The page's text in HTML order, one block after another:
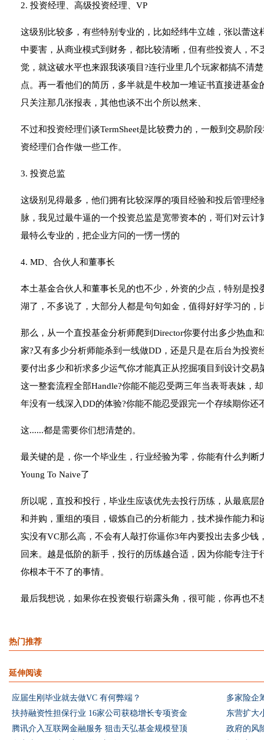
2. 投资经理、高级投资经理、VP
这级别比较多，有些特别专业的，比如经纬牛立雄，张以蕾
中要害，从商业模式到财务，都比较清晰，但有些投资人，
觉，就这破水平也来跟我谈项目?连行业里几个玩家都搞不清
点。再一看他们的简历，多半就是牛校加一堆证书直接进基
只关注那几张报表，其他也谈不出个所以然来、
不过和投资经理们谈TermSheet是比较费力的，一般到交易阶
资经理们合作做一些工作。
3. 投资总监
这级别见得最多，他们拥有比较深厚的项目经验和投后管理
脉，我见过最牛逼的一个投资总监是宽带资本的，哥们对云
最特么专业的，把企业方问的一愣一愣的
4. MD、合伙人和董事长
本土基金合伙人和董事长见的也不少，外资的少点，特别是
湖了，不多说了，大部分人都是句句如金，值得好好学习的，
那么，从一个直投基金分析师爬到Director你要付出多少热血
家?又有多少分析师能杀到一线做DD，还是只是在后台为投资
要付出多少和祈求多少运气你才能真正从挖掘项目到设计交
这一整套流程全部Handle?你能不能忍受两三年当表哥表妹，
年没有一线深入DD的体验?你能不能忍受跟完一个存续期你还
这......都是需要你们想清楚的。
最关键的是，你一个毕业生，行业经验为零，你能有什么判断
Young To Naive了
所以呢，直投和投行，毕业生应该优先去投行历练，从最底
和并购，重组的项目，锻炼自己的分析能力，技术操作能力
实没有VC那么高，不会有人敲打你逼你3年内要投出去多少钱
回来。越是低阶的新手，投行的历练越合适，因为你能专注
你根本干不了的事情。
最后我想说，如果你在投资银行崭露头角，很可能，你再也不
热门推荐
延伸阅读
应届生刚毕业就去做VC 有何弊端？
多家险企
扶持融资性担保行业 16家公司获稳增长专项资金
东营扩大
腾讯介入互联网金融服务 狙击天弘基金规模登顶
政府的风